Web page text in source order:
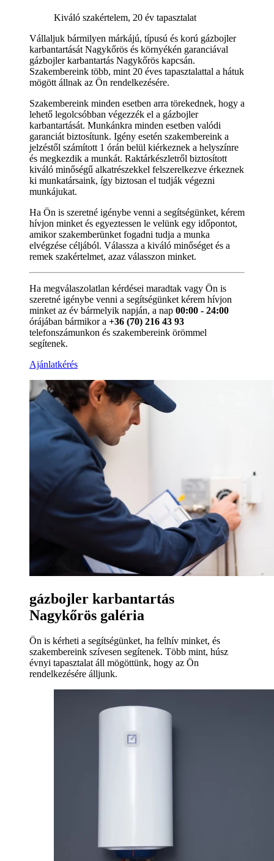
Kiváló szakértelem, 20 év tapasztalat
Vállaljuk bármilyen márkájú, típusú és korú gázbojler
karbantartását Nagykőrös és környékén garanciával
gázbojler karbantartás Nagykőrös kapcsán.
Szakembereink több, mint 20 éves tapasztalattal a hátuk
mögött állnak az Ön rendelkezésére.
Szakembereink minden esetben arra törekednek, hogy a
lehető legolcsóbban végezzék el a gázbojler
karbantartását. Munkánkra minden esetben valódi
garanciát biztosítunk. Igény esetén szakembereink a
jelzéstől számított 1 órán belül kiérkeznek a helyszínre
és megkezdik a munkát. Raktárkészletről biztosított
kiváló minőségű alkatrészekkel felszerelkezve érkeznek
ki munkatársaink, így biztosan el tudják végezni
munkájukat.
Ha Ön is szeretné igénybe venni a segítségünket, kérem
hívjon minket és egyeztessen le velünk egy időpontot,
amikor szakemberünket fogadni tudja a munka
elvégzése céljából. Válassza a kiváló minőséget és a
remek szakértelmet, azaz válasszon minket.
Ha megválaszolatlan kérdései maradtak vagy Ön is
szeretné igénybe venni a segítségünket kérem hívjon
minket az év bármelyik napján, a nap 00:00 - 24:00
órájában bármikor a +36 (70) 216 43 93
telefonszámunkon és szakembereink örömmel
segítenek.
Ajánlatkérés
gázbojler karbantartás
Nagykőrös galéria
Ön is kérheti a segítségünket, ha felhív minket, és
szakembereink szívesen segítenek. Több mint, húsz
évnyi tapasztalat áll mögöttünk, hogy az Ön
rendelkezésére álljunk.